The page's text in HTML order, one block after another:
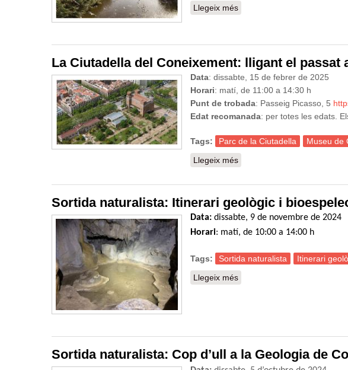
Llegeix més
La Ciutadella del Coneixement: lligant el passat
Data: dissabte, 15 de febrer de 2025
Horari: matí, de 11:00 a 14:30 h
Punt de trobada: Passeig Picasso, 5
Edat recomanada: per totes les edats.
Tags: Parc de la Ciutadella Museu de
Llegeix més
Sortida naturalista: Itinerari geològic i
Data: dissabte, 9 de novembre de 2024
Horari: matí, de 10:00 a 14:00 h
Tags: Sortida naturalista Itinerari
Llegeix més
Sortida naturalista: Cop d’ull a la Geologia de